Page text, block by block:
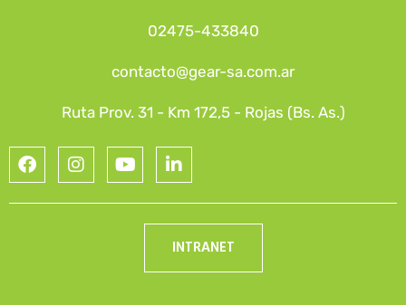
02475-433840
contacto@gear-sa.com.ar
Ruta Prov. 31 - Km 172,5 - Rojas (Bs. As.)
INTRANET